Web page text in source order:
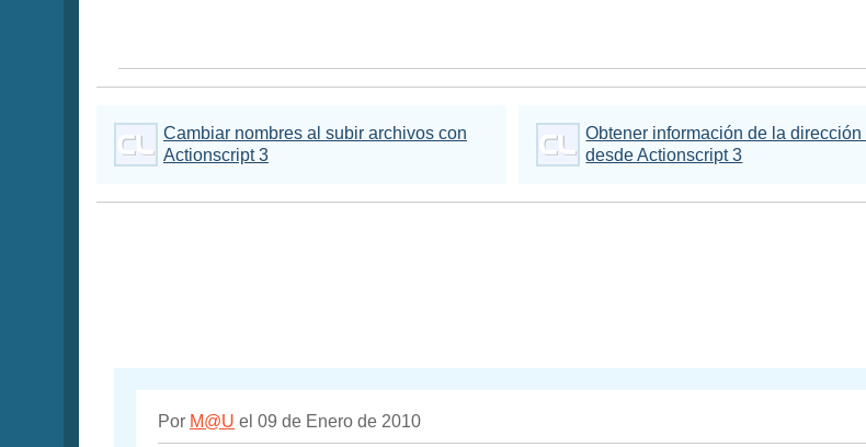
Cambiar nombres al subir archivos con
Actionscript 3
Obtener información de la dirección
desde Actionscript 3
Por M@U el 09 de Enero de 2010